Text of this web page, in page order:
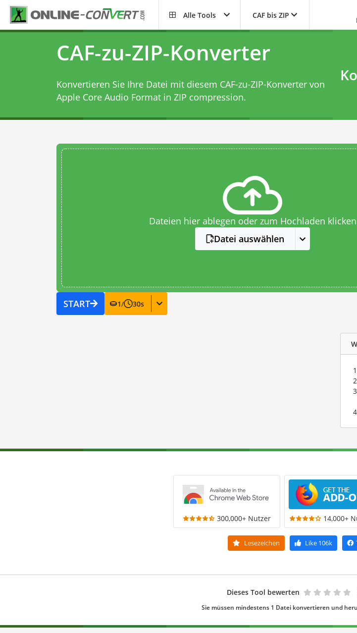
Alle Tools CAF bis ZIP
CAF-zu-ZIP-Konverter
Konvertieren Sie Ihre Datei mit diesem CAF-zu-ZIP-Konvertervon
Apple Core Audio Format in ZIP compression.
Dateien hier ablegen oder zum Hochladen klicken
Datei auswählen
START 1/ 30s
300,000+ Nutzer 14,000+
Lesezeichen Like106k
Dieses Tool bewerten
Sie müssen mindestens 1 Datei konvertieren und